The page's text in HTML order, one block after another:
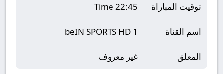
توقيت المباراة 22:45 Time
اسم القناة beIN SPORTS HD 1
المعلق غير معروف